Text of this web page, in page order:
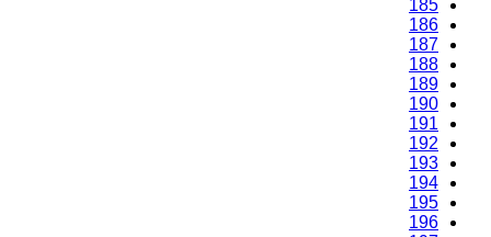
185
186
187
188
189
190
191
192
193
194
195
196